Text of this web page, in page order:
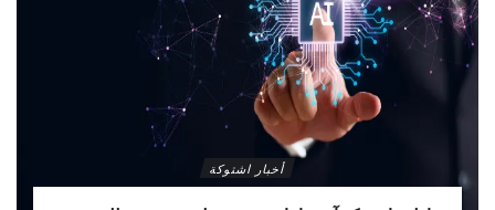
أخبار اشتوكة